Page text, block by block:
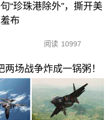
“珍珠港除外”，撕开美
布
阅读 10997
场战争炸成一锅粥！